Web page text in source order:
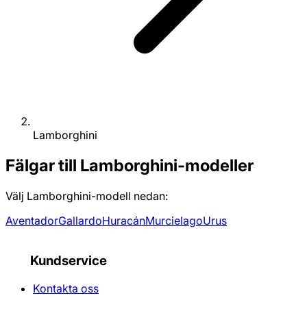
Lamborghini
Fälgar till Lamborghini-modeller
Välj Lamborghini-modell nedan:
AventadorGallardoHuracánMurcielagoUrus
Kundservice
Kontakta oss